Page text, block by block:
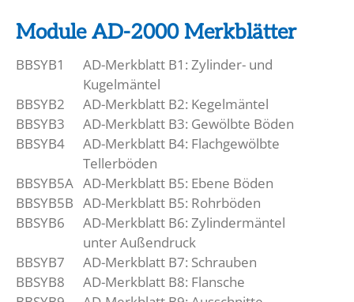
Module AD-2000 Merkblätter
BBSYB1
AD-Merkblatt B1: Zylinder- und
Kugelmäntel
BBSYB2
AD-Merkblatt B2: Kegelmäntel
BBSYB3
AD-Merkblatt B3: Gewölbte Böden
BBSYB4
AD-Merkblatt B4: Flachgewölbte
Tellerböden
BBSYB5A AD-Merkblatt B5: Ebene Böden
BBSYB5B AD-Merkblatt B5: Rohrböden
BBSYB6
AD-Merkblatt B6: Zylindermäntel
unter Außendruck
BBSYB7
AD-Merkblatt B7: Schrauben
BBSYB8
AD-Merkblatt B8: Flansche